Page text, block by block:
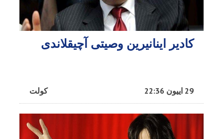
کادیر اینانیرین وصیتی آچیقلاندی
کولت 29 اییون 22:36